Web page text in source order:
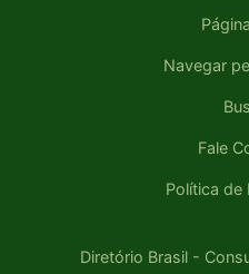
Navegar
Fale
Política de
Diretório Brasil -